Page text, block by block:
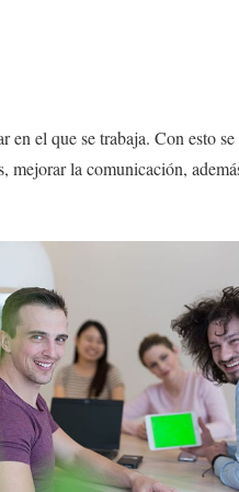
en el que se trabaja. Con esto se
mejorar la comunicación,